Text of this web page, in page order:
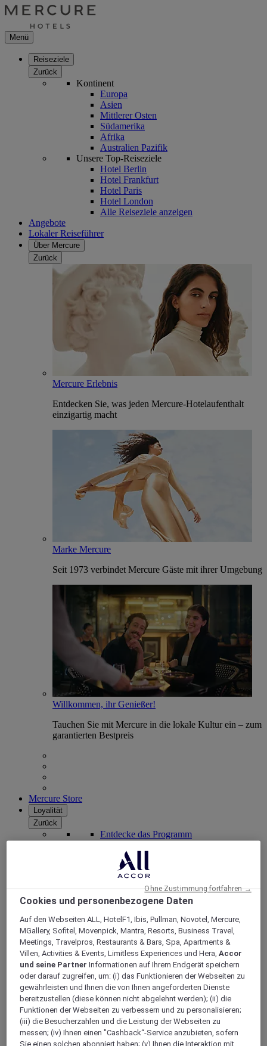
Menü
Reiseziele
Zurück
Kontinent
Europa
Asien
Mittlerer Osten
Südamerika
Afrika
Australien Pazifik
Unsere Top-Reiseziele
Hotel Berlin
Hotel Frankfurt
Hotel Paris
Hotel London
Alle Reiseziele anzeigen
Angebote
Lokaler Reiseführer
Über Mercure
Zurück
Mercure Erlebnis
Entdecken Sie, was jeden Mercure-Hotelaufenthalt
einzigartig macht
Marke Mercure
Seit 1973 verbindet Mercure Gäste mit ihrer Umgebung
Willkommen, ihr Genießer!
Tauchen Sie mit Mercure in die lokale Kultur ein – zum
garantierten Bestpreis
Mercure Store
Loyalität
Zurück
Entdecke das Programm
ALL Accor+ Voyager
15% rabatt das ganze Jahrüber auf Ihre Aufenthalte
bei über 30 Marken
JETZT ANMELDEN
Cookies und personenbezogene Daten
Auf den Webseiten ALL, HotelF1, Ibis, Pullman, Novotel, Mercure,
MGallery, Sofitel, Movenpick, Mantra, Resorts, Business Travel,
Meetings, Travelpros, Restaurants & Bars, Spa, Apartments &
Villen, Activities & Events, Limitless Experiences und Hera,Accor
und seine Partner Informationen auf Ihrem Endgerät speichern
oder darauf zugreifen, um: (i) das Funktionieren der Webseiten zu
gewährleisten und Ihnen die von Ihnen angeforderten Dienste
bereitzustellen (diese können nicht abgelehnt werden); (ii) die
Funktionen der Webseiten zu verbessern und zu personalisieren;
(iii) die Besucherzahlen und die Leistung der Webseiten zu
messen; (iv) Ihnen einen "Cashback“-Service anzubieten, sofern
Sie einen solchen abonniert haben; (v) Ihnen die Interaktion mit
Ohne Zustimmung fortfahren →